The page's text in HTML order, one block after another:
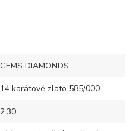
GEMS DIAMONDS
14 karátové zlato 585/000
2.30